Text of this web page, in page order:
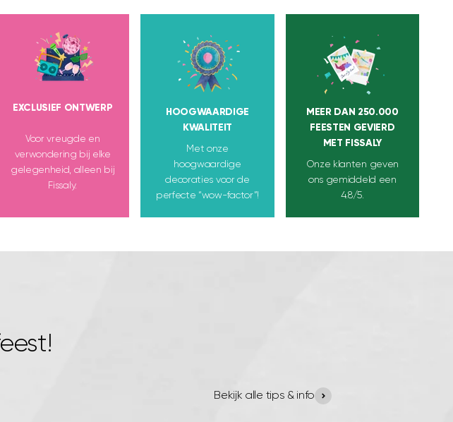
EXCLUSIEF ONTWERP
Voor vreugde en
verwondering bij elke
gelegenheid, alleen bij
Fissaly.
HOOGWAARDIGE
KWALITEIT
Met onze
hoogwaardige
decoraties voor de
perfecte “wow-factor”!
MEER DAN 250.000
FEESTEN GEVIERD
MET FISSALY
Onze klanten geven
ons gemiddeld een
4.8/5.
Bekijk alle tips & info